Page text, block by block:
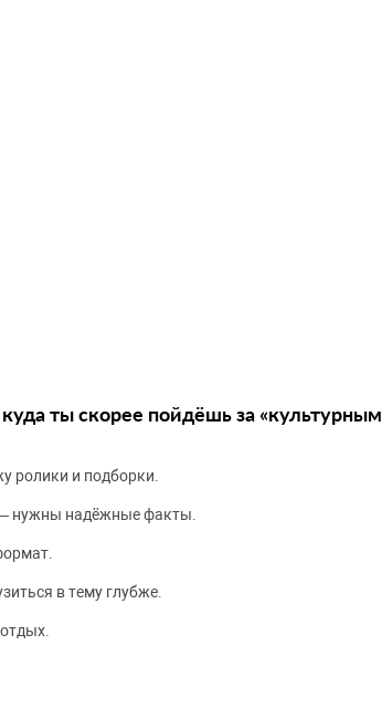
ты скорее пойдёшь за «культурным
ролики и подборки.
нужны надёжные факты.
в тему глубже.